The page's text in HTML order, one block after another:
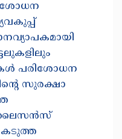
പരിശോധന
സുരക്ഷാ
ലൈസൻസ്
കടുത്ത